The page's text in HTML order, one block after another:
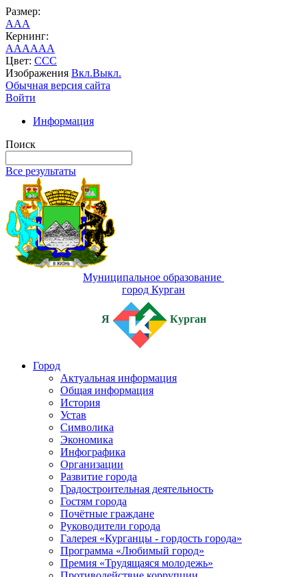
Размер:
AAA
Кернинг:
AAAAAA
Цвет: CCC
Изображения Вкл.Выкл.
Обычная версия сайта
Войти
Информация
Поиск
Все результаты
Муниципальное образование
город Курган
Я Курган
Город
Актуальная информация
Общая информация
История
Устав
Символика
Экономика
Инфографика
Организации
Развитие города
Градостроительная деятельность
Гостям города
Почётные граждане
Руководители города
Галерея «Курганцы - гордость города»
Программа «Любимый город»
Премия «Трудящаяся молодежь»